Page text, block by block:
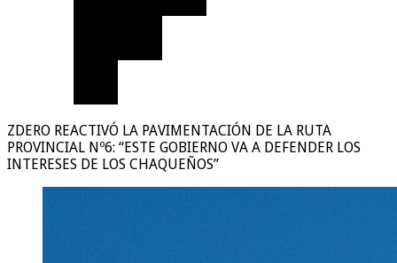
ZDERO REACTIVÓ LA PAVIMENTACIÓN DE LA RUTA
PROVINCIAL Nº6: “ESTE GOBIERNO VA A DEFENDER LOS
INTERESES DE LOS CHAQUEÑOS”